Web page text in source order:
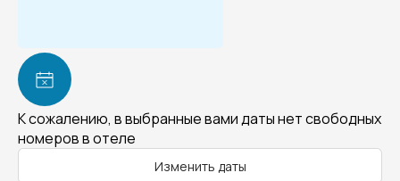
К сожалению, в выбранные вами даты нет свободных
номеров в отеле
Изменить даты